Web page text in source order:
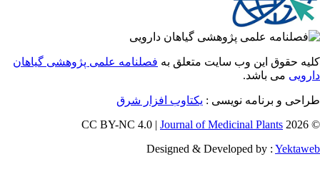
حقوق این وب سایت متعلق بهفصلنامه علمی پژوهشی گیاهان
می باشد.
و برنامه نویسی :یکتاوب افزار شرق
Journal of Medicinal Plants
Designed & Developed by :